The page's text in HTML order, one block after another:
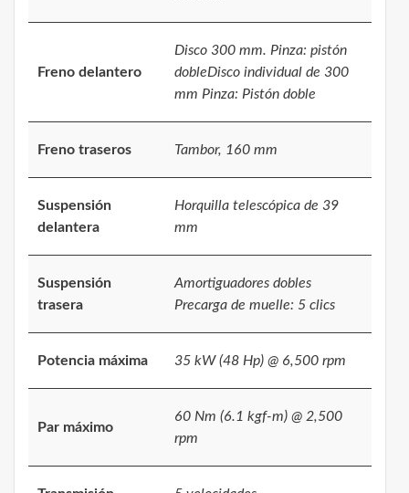
Freno delantero
Disco 300 mm. Pinza: pistón
dobleDisco individual de 300
mm Pinza: Pistón doble
Freno traseros Tambor, 160 mm
Suspensión
delantera
Horquilla telescópica de 39
mm
Suspensión
trasera
Amortiguadores dobles
Precarga de muelle: 5 clics
Potencia máxima 35 kW (48 Hp) @ 6,500 rpm
Par máximo
60 Nm (6.1 kgf-m) @ 2,500
rpm